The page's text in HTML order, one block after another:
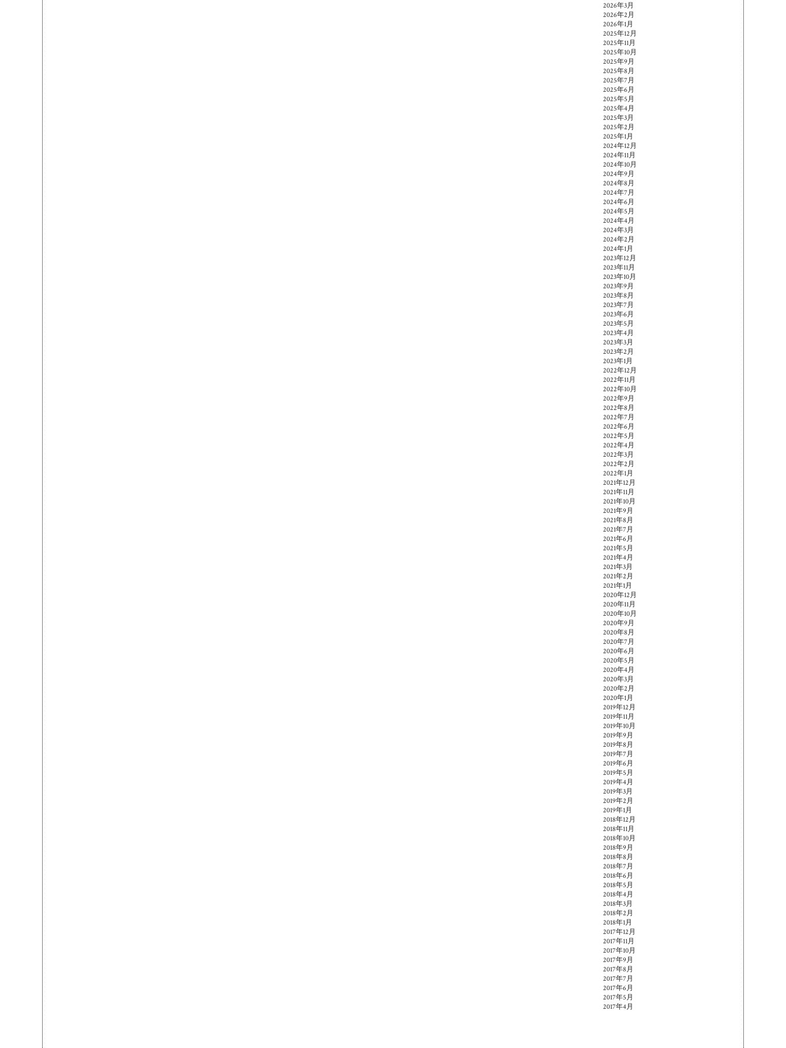
2026年3月
2026年2月
2026年1月
2025年12月
2025年11月
2025年10月
2025年9月
2025年8月
2025年7月
2025年6月
2025年5月
2025年4月
2025年3月
2025年2月
2025年1月
2024年12月
2024年11月
2024年10月
2024年9月
2024年8月
2024年7月
2024年6月
2024年5月
2024年4月
2024年3月
2024年2月
2024年1月
2023年12月
2023年11月
2023年10月
2023年9月
2023年8月
2023年7月
2023年6月
2023年5月
2023年4月
2023年3月
2023年2月
2023年1月
2022年12月
2022年11月
2022年10月
2022年9月
2022年8月
2022年7月
2022年6月
2022年5月
2022年4月
2022年3月
2022年2月
2022年1月
2021年12月
2021年11月
2021年10月
2021年9月
2021年8月
2021年7月
2021年6月
2021年5月
2021年4月
2021年3月
2021年2月
2021年1月
2020年12月
2020年11月
2020年10月
2020年9月
2020年8月
2020年7月
2020年6月
2020年5月
2020年4月
2020年3月
2020年2月
2020年1月
2019年12月
2019年11月
2019年10月
2019年9月
2019年8月
2019年7月
2019年6月
2019年5月
2019年4月
2019年3月
2019年2月
2019年1月
2018年12月
2018年11月
2018年10月
2018年9月
2018年8月
2018年7月
2018年6月
2018年5月
2018年4月
2018年3月
2018年2月
2018年1月
2017年12月
2017年11月
2017年10月
2017年9月
2017年8月
2017年7月
2017年6月
2017年5月
2017年4月